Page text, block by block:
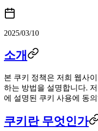
2025/03/10
소개
본 쿠키 정책은 저희 웹사
하는 방법을 설명합니다.
에 설명된 쿠키 사용에 동
쿠키란 무엇인가